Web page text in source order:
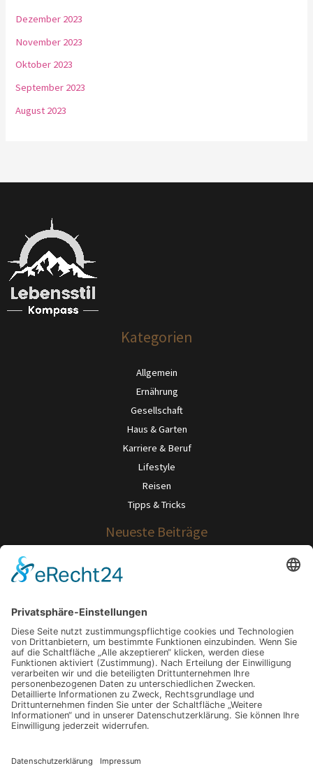
Dezember 2023
November 2023
Oktober 2023
September 2023
August 2023
Kategorien
Allgemein
Ernährung
Gesellschaft
Haus & Garten
Karriere & Beruf
Lifestyle
Reisen
Tipps & Tricks
Neueste Beiträge
Wenn Abschied zur Last wird: Wege, die eigenen Gefühle zu ordnen
Verkalktes Wasser? So wird Ihr Zuhause widerstandsfähig gegen
Gut sitzen, besser leben: Warum dein Stuhl über dein Wohlbefinden
entscheidet
Karriere und Kinderernährung: Wie du im Alltag beides unter einen Hut
bekommst
Wie Menschen einen exklusiven Lifestyle bewusst gestalten
Schlagwörter